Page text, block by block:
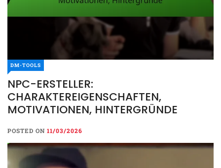
DM-TOOLS
NPC-ERSTELLER:
CHARAKTEREIGENSCHAFTEN,
MOTIVATIONEN, HINTERGRÜNDE
POSTED ON 11/03/2026